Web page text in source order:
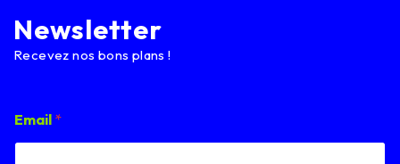
Newsletter
Recevez nos bons plans !
m
a
Email *